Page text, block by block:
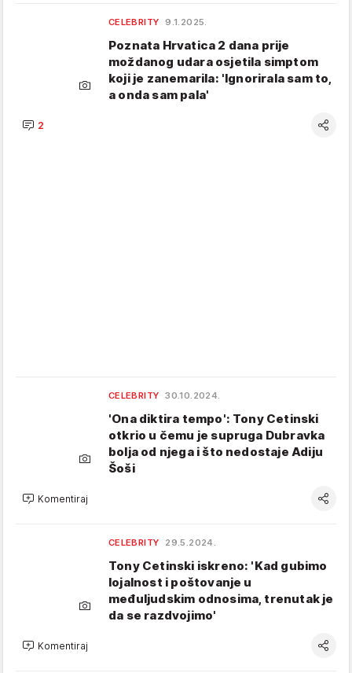
CELEBRITY 9.1.2025.
Poznata Hrvatica 2 dana prije
moždanog udara osjetila simptom
koji je zanemarila: 'Ignorirala sam to,
a onda sam pala'
2
CELEBRITY 30.10.2024.
'Ona diktira tempo': Tony Cetinski
otkrio u čemu je supruga Dubravka
bolja od njega i što nedostaje Adiju
Šoši
Komentiraj
CELEBRITY 29.5.2024.
Tony Cetinski iskreno: 'Kad gubimo
lojalnost i poštovanje u
međuljudskim odnosima, trenutak je
da se razdvojimo'
Komentiraj